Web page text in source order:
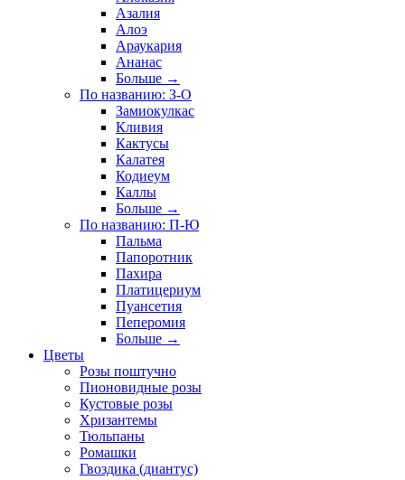
Азалия
Алоэ
Араукария
Ананас
Больше →
По названию: З-О
Замиокулкас
Кливия
Кактусы
Калатея
Кодиеум
Каллы
Больше →
По названию: П-Ю
Пальма
Папоротник
Пахира
Платицериум
Пуансетия
Пеперомия
Больше →
Цветы
Розы поштучно
Пионовидные розы
Кустовые розы
Хризантемы
Тюльпаны
Ромашки
Гвоздика (диантус)